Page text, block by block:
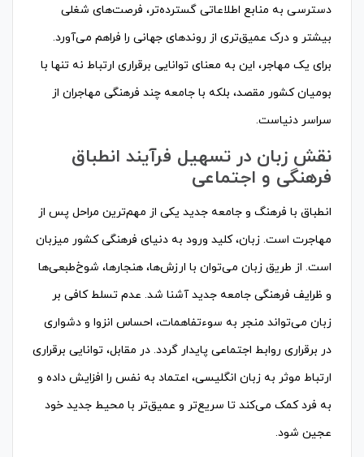
دسترسی به منابع اطلاعاتی گسترده‌تر، فرصت‌های شغلی
بیشتر و درک عمیق‌تری از روندهای جهانی را فراهم می‌آورد.
برای یک مهاجر، این به معنای توانایی برقراری ارتباط نه تنها با
بومیان کشور مقصد، بلکه با جامعه چند فرهنگی مهاجران از
سراسر دنیاست.
نقش زبان در تسهیل فرآیند انطباق
فرهنگی و اجتماعی
انطباق با فرهنگ و جامعه جدید یکی از مهم‌ترین مراحل پس از
مهاجرت است. زبان، کلید ورود به دنیای فرهنگی کشور میزبان
است. از طریق زبان می‌توان با ارزش‌ها، هنجارها، شوخ‌طبعی‌ها
و ظرایف فرهنگی جامعه جدید آشنا شد. عدم تسلط کافی بر
زبان می‌تواند منجر به سوءتفاهمات، احساس انزوا و دشواری
در برقراری روابط اجتماعی پایدار گردد. در مقابل، توانایی برقراری
ارتباط موثر به زبان انگلیسی، اعتماد به نفس را افزایش داده و
به فرد کمک می‌کند تا سریع‌تر و عمیق‌تر با محیط جدید خود
عجین شود.